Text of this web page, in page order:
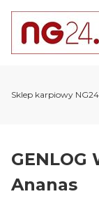
Sklep karpiowy
GENLOG
Ananas